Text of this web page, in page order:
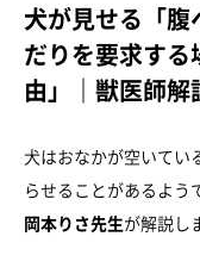
犬が見せる「
だりを要求す
由」｜獣医師解
犬はおなかが空いてい
らせることがあるよう
岡本りさ先生が解説し